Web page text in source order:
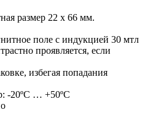
размер 22 х 66 мм.
поле с индукцией 30 мтл
проявляется, если
избегая попадания
-20ºС … +50ºС